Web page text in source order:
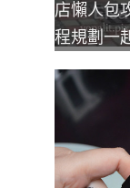
店懶人包
程規劃一